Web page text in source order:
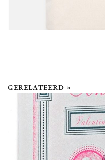
gerelateerd »